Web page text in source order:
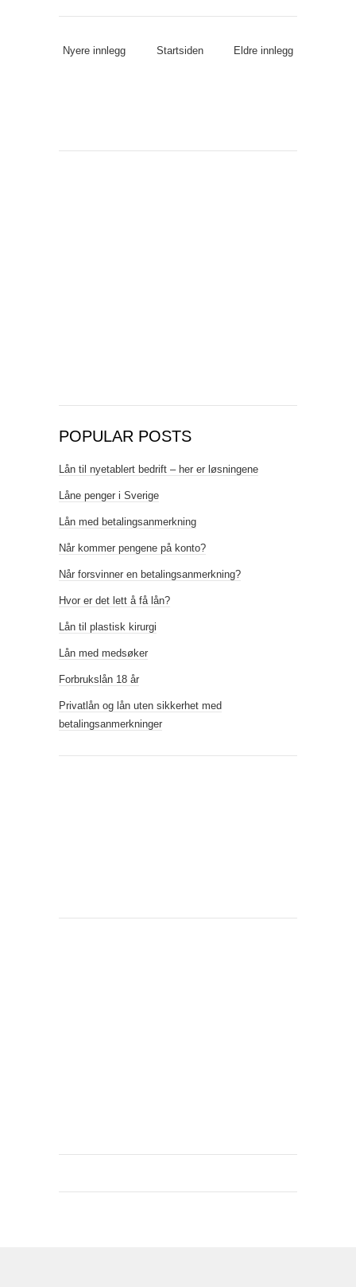
Nyere innlegg Eldre innlegg
Startsiden
POPULAR POSTS
Lån til nyetablert bedrift – her er løsningene
Låne penger i Sverige
Lån med betalingsanmerkning
Når kommer pengene på konto?
Når forsvinner en betalingsanmerkning?
Hvor er det lett å få lån?
Lån til plastisk kirurgi
Lån med medsøker
Forbrukslån 18 år
Privatlån og lån uten sikkerhet med
betalingsanmerkninger